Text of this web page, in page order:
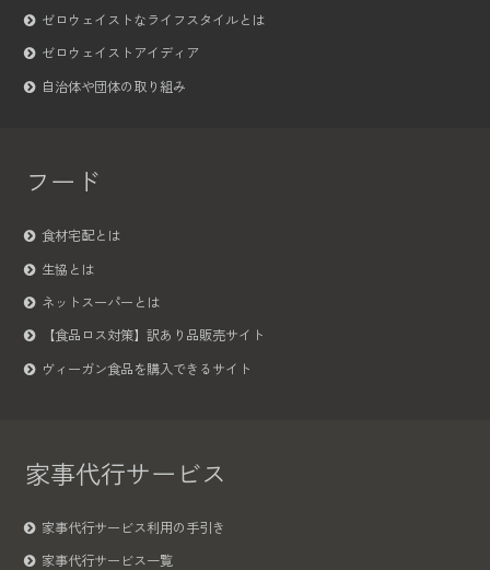
ゼロウェイストなライフスタイルとは
ゼロウェイストアイディア
自治体や団体の取り組み
フード
食材宅配とは
生協とは
ネットスーパーとは
【食品ロス対策】訳あり品販売サイト
ヴィーガン食品を購入できるサイト
家事代行サービス
家事代行サービス利用の手引き
家事代行サービス一覧